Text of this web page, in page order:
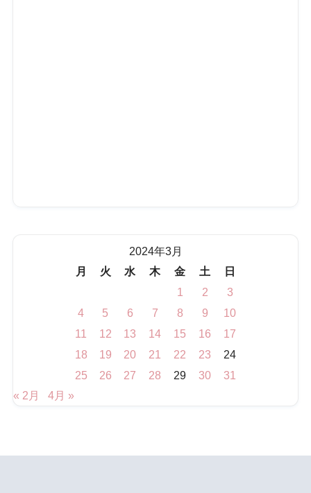
2024年3月
月
火 水 木 金 土
日
1
2
3
4
5 6 7 8 9
10
11
12 13 14 15 16
17
18
19 20 21 22 23
24
25
26 27 28 29 30
31
« 2月
4月 »